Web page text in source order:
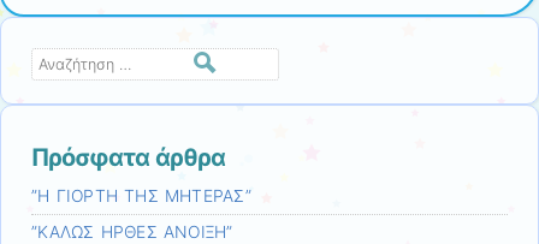
Αναζήτηση
Πρόσφατα άρθρα
”Η ΓΙΟΡΤΗ ΤΗΣ ΜΗΤΕΡΑΣ”
”ΚΑΛΩΣ ΗΡΘΕΣ ΑΝΟΙΞΗ”